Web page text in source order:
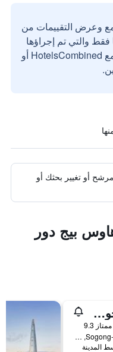
وعرض التقييمات من
والتي تم إجراؤها
بواسطة مستخدمين حقيقيين مع HotelsCombined أو
أو تغيير بحثك أو
بيج دور
ذا وستين جوسون سول
ممتاز 9.3
106, Sogong-ro, Jung-gu, سيول, كوريا الجنوبية